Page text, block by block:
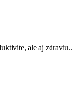
ale aj zdraviu..